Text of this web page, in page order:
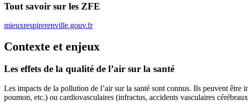
Tout savoir sur les ZFE
mieuxrespirerenville.gouv.fr
Contexte et enjeux
Les effets de la qualité de l’air sur la santé
Les impacts de la pollution de l’air sur la santé sont connus. Ils peuvent
poumon, etc.) ou cardiovasculaires (infractus, accidents vasculaires